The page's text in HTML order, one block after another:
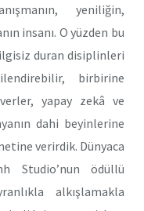
yeniliğin,
insanı. O yüzden bu
duran disiplinleri
birbirine
yapay zekâ ve
dahi beyinlerine
verirdik. Dünyaca
Studio’nun ödüllü
alkışlamakla